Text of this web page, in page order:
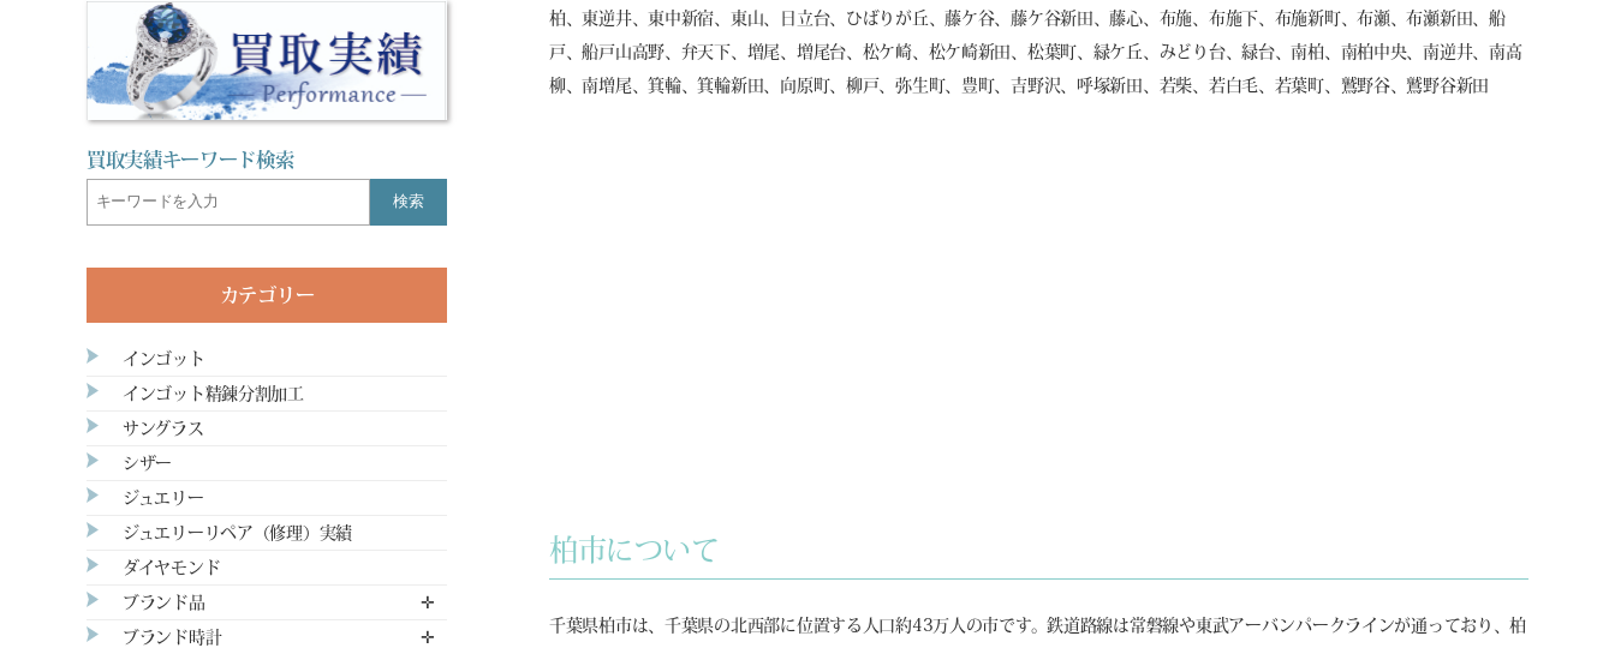
柏、東逆井、東中新宿、東山、日立台、ひばりが丘、藤ケ谷、藤ケ谷新田、藤心、布施、布施下、布施新町、布瀬、布瀬新田、船
戸、船戸山高野、弁天下、増尾、増尾台、松ケ崎、松ケ崎新田、松葉町、緑ケ丘、みどり台、緑台、南柏、南柏中央、南逆井、南高
柳、南増尾、箕輪、箕輪新田、向原町、柳戸、弥生町、豊町、吉野沢、呼塚新田、若柴、若白毛、若葉町、鷲野谷、鷲野谷新田
柏市について
千葉県柏市は、千葉県の北西部に位置する人口約43万人の市です。鉄道路線は常磐線や東武アーバンパークラインが通っており、柏
買取実績キーワード検索
検索
カテゴリー
インゴット
インゴット精錬分割加工
サングラス
シザー
ジュエリー
ジュエリーリペア（修理）実績
ダイヤモンド
ブランド品 ✛
ブランド時計 ✛